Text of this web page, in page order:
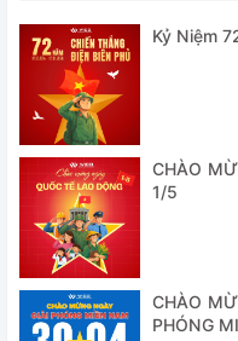
găng tay, đồ bảo hộ,
cứu y học và nghiên cứu
✅ Điều khiển chính
khiển nhiệt độ và áp suất
✅ Một chu kỳ tiệt trùng
✅USER MODE: cài
(nhiệt độ, thời gian, áp
✅ Thiết bị xả áp thủ
trường hợp lỗi nguồn
trùng
Kỷ Niệm
CHÀO
1/5
CHÀO
PHÓNG